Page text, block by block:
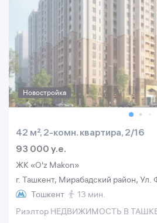
Новостройка
42 м², 2-комн. квартира, 2/16
93 000 y.e.
ЖК «O'z Makon»
г. Ташкент, Мирабадский район, Ул.
Тошкент
13 мин.
Риэлтор НЕДВИЖИМОСТЬ В